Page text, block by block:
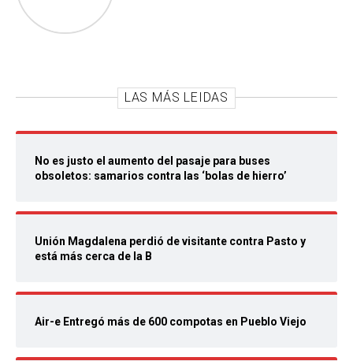
LAS MÁS LEIDAS
No es justo el aumento del pasaje para buses
obsoletos: samarios contra las ‘bolas de hierro’
Unión Magdalena perdió de visitante contra Pasto y
está más cerca de la B
Air-e Entregó más de 600 compotas en Pueblo Viejo